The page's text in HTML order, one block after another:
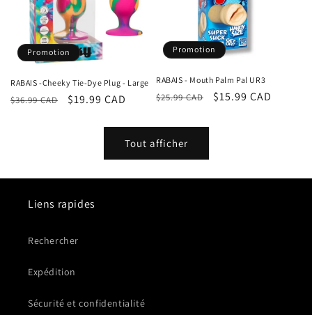
Promotion
RABAIS -Cheeky Tie-Dye Plug - Large
Prix
$36.99 CAD
Prix
$19.99 CAD
Promotion
RABAIS - Mouth Palm Pal UR3
Prix
$25.99 CAD
Prix
$15.99 CAD
Tout afficher
Liens rapides
Rechercher
Expédition
Sécurité et confidentialité